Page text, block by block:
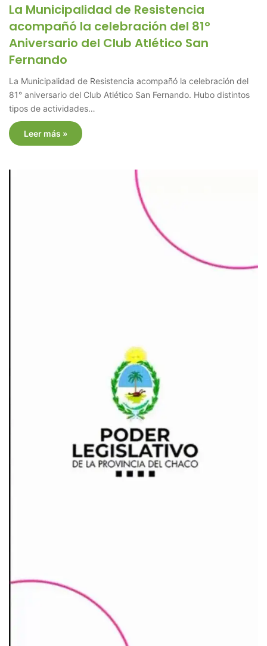
La Municipalidad de Resistencia
acompañó la celebración del 81°
Aniversario del Club Atlético San
Fernando
La Municipalidad de Resistencia acompañó la celebración del
81° aniversario del Club Atlético San Fernando. Hubo distintos
tipos de actividades…
Leer más »